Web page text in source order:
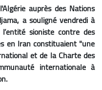
auprès des Nations
a souligné vendredi à
sioniste contre des
en Iran constituaient "une
et de la Charte des
internationale à